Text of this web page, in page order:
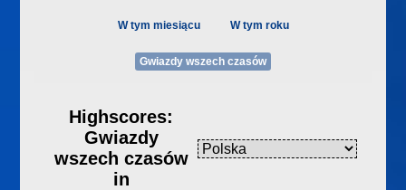
W tym miesiącu W tym roku
Gwiazdy wszech czasów
Highscores:
Gwiazdy
wszech czasów
in